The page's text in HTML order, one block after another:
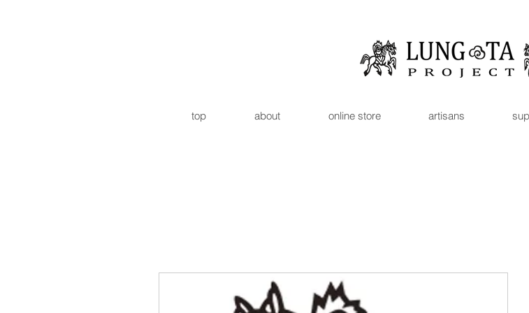
top about online store artisans